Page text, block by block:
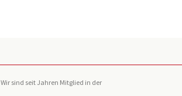
Wir sind seit Jahren Mitglied in der